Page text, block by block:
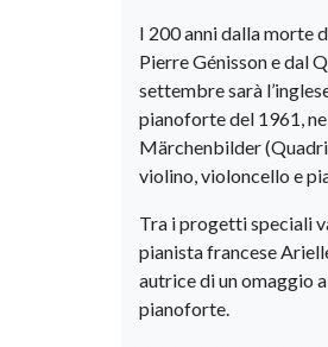
I 200 anni dalla morte
Pierre Génisson e dal
settembre sarà
pianoforte del 1961,
Märchenbilder
violino, violoncello e
Tra i progetti speciali
pianista francese
autrice di un omaggio
pianoforte.